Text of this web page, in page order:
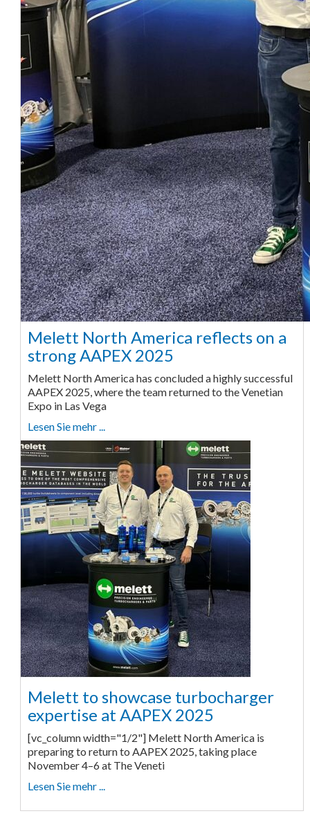
Melett North America reflects on a
strong AAPEX 2025
Melett North America has concluded a highly successful
AAPEX 2025, where the team returned to the Venetian
Expo in Las Vega
Lesen Sie mehr ...
Melett to showcase turbocharger
expertise at AAPEX 2025
[vc_column width="1/2"] Melett North America is
preparing to return to AAPEX 2025, taking place
November 4–6 at The Veneti
Lesen Sie mehr ...